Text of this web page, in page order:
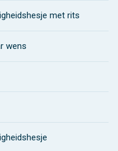
met rits
wens